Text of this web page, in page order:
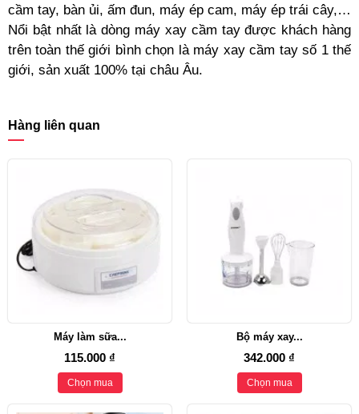
cầm tay, bàn ủi, ấm đun, máy ép cam, máy ép trái cây,…
Nổi bật nhất là dòng máy xay cầm tay được khách hàng
trên toàn thế giới bình chọn là máy xay cầm tay số 1 thế
giới, sản xuất 100% tại châu Âu.
Hàng liên quan
Máy làm sữa...
115.000 ₫
Chọn mua
Bộ máy xay...
342.000 ₫
Chọn mua